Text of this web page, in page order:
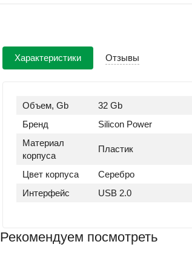
Характеристики Отзывы
Объем, Gb
32 Gb
Бренд
Silicon Power
Материал
корпуса
Пластик
Цвет корпуса
Серебро
Интерфейс
USB 2.0
Рекомендуем посмотреть